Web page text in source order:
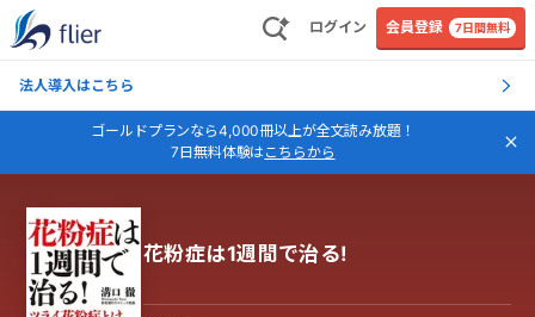
ログイン 会員登録 7日間無料
法人導入はこちら
ゴールドプランなら4,000冊以上が全文読み放題！
7日無料体験はこちらから
花粉症は1週間で治る!